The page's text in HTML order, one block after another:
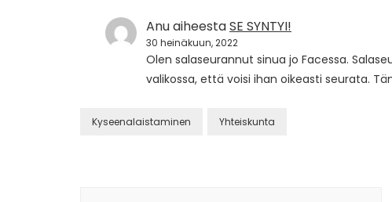
AnuaiheestaSE SYNTYI!
30 heinäkuun, 2022
Olen salaseurannut sinua jo Facessa.
valikossa, että voisi ihan oikeasti seurata.
Kyseenalaistaminen Yhteiskunta